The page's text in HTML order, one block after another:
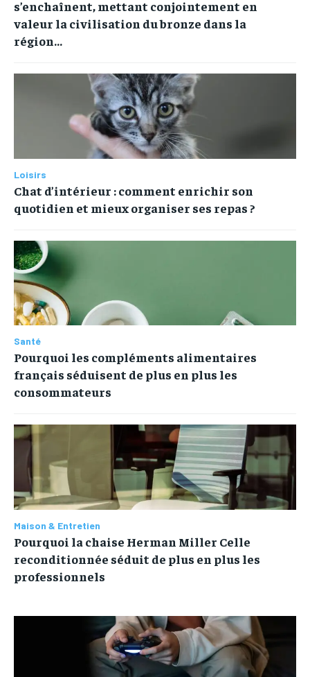
s’enchaînent, mettant conjointement en
valeur la civilisation du bronze dans la
région...
Loisirs
Chat d’intérieur : comment enrichir son
quotidien et mieux organiser ses repas ?
Santé
Pourquoi les compléments alimentaires
français séduisent de plus en plus les
consommateurs
Maison & Entretien
Pourquoi la chaise Herman Miller Celle
reconditionnée séduit de plus en plus les
professionnels